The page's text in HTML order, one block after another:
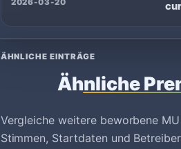
2026-03-20
ÄHNLICHE EINTRÄGE
Ähnliche
Vergleiche weitere beworbene
Stimmen, Startdaten und